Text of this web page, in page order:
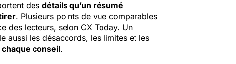
des détails qu’un résumé
. Plusieurs points de vue comparables
des lecteurs, selon CX Today. Un
aussi les désaccords, les limites et les
conseil.